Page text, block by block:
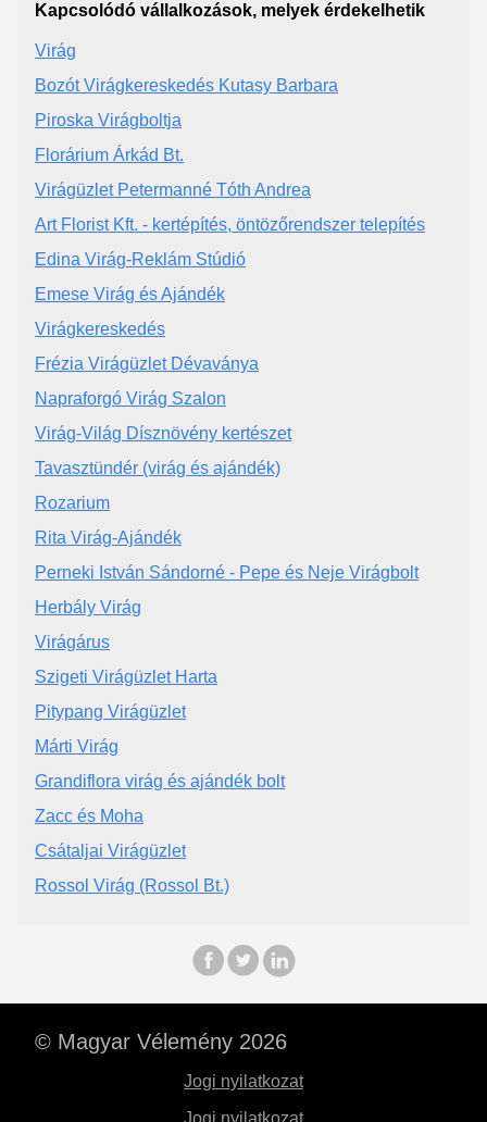
Kapcsolódó vállalkozások, melyek érdekelhetik
Virág
Bozót Virágkereskedés Kutasy Barbara
Piroska Virágboltja
Florárium Árkád Bt.
Virágüzlet Petermanné Tóth Andrea
Art Florist Kft. - kertépítés, öntözőrendszer telepítés
Edina Virág-Reklám Stúdió
Emese Virág és Ajándék
Virágkereskedés
Frézia Virágüzlet Dévaványa
Napraforgó Virág Szalon
Virág-Világ Dísznövény kertészet
Tavasztündér (virág és ajándék)
Rozarium
Rita Virág-Ajándék
Perneki István Sándorné - Pepe és Neje Virágbolt
Herbály Virág
Virágárus
Szigeti Virágüzlet Harta
Pitypang Virágüzlet
Márti Virág
Grandiflora virág és ajándék bolt
Zacc és Moha
Csátaljai Virágüzlet
Rossol Virág (Rossol Bt.)
© Magyar Vélemény 2026
Jogi nyilatkozat